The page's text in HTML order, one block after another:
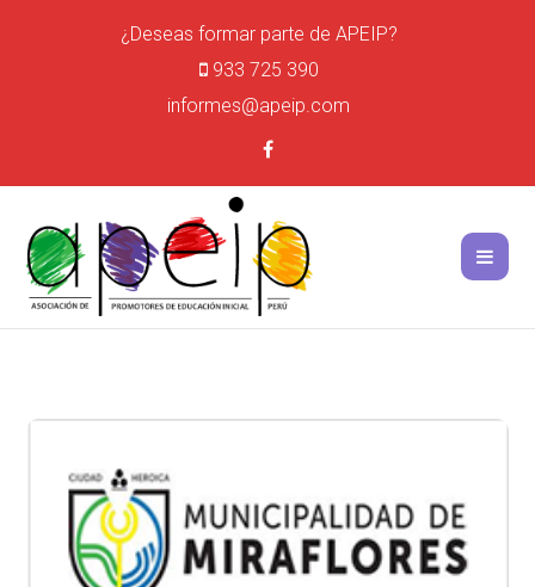
¿Deseas formar parte de APEIP?
933 725 390
informes@apeip.com